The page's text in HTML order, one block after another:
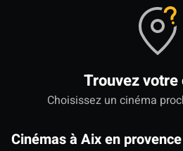
Trouvez votre
Choisissez un cinéma
Cinémas à Aix en provence